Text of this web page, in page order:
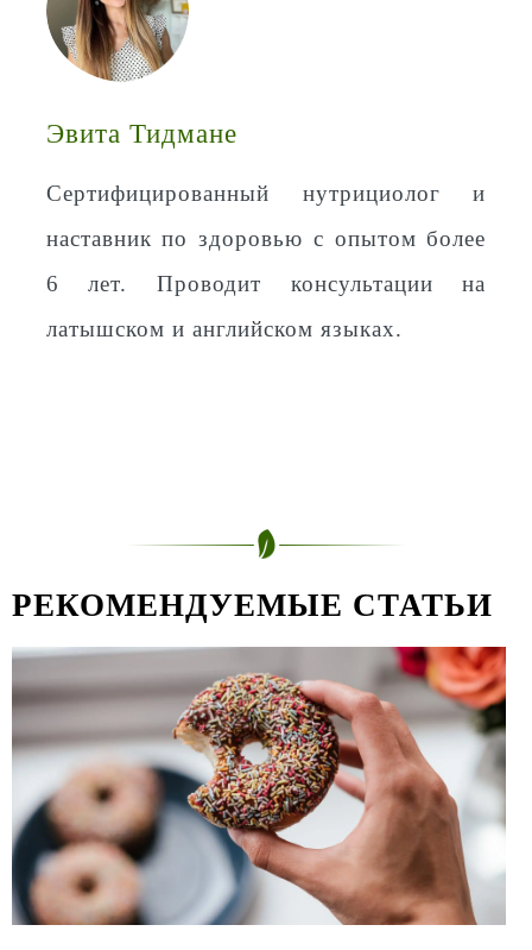
Эвита Тидмане
Сертифицированный нутрициолог и
наставник по здоровью с опытом более
6 лет. Проводит консультации на
латышском и английском языках.
РЕКОМЕНДУЕМЫЕ СТАТЬИ